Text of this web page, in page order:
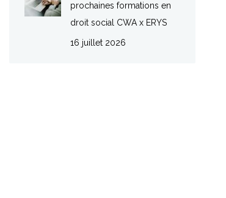
prochaines formations en
droit social CWA x ERYS
16 juillet 2026